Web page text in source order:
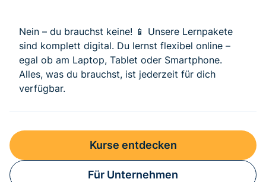
Nein – du brauchst keine! 📱 Unsere Lernpakete
sind komplett digital. Du lernst flexibel online –
egal ob am Laptop, Tablet oder Smartphone.
Alles, was du brauchst, ist jederzeit für dich
verfügbar.
Kurse entdecken
Für Unternehmen